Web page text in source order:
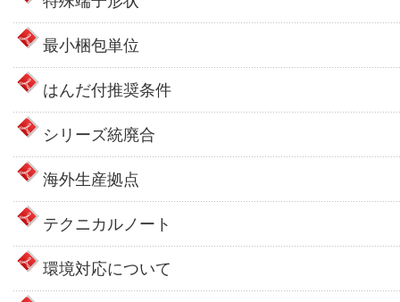
最小梱包単位
はんだ付推奨条件
シリーズ統廃合
海外生産拠点
テクニカルノート
環境対応について